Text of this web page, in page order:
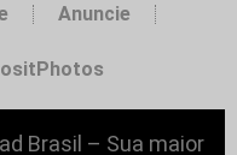
Anuncie
Brasil – Sua maior